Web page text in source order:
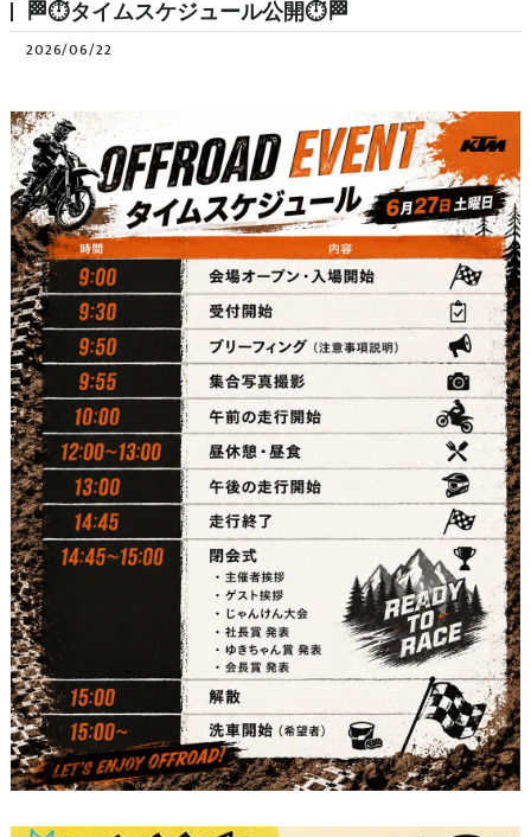
🏁⏱タイムスケジュール公開⏱🏁
2026/06/22